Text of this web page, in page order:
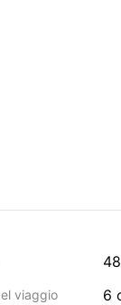
viaggio 6